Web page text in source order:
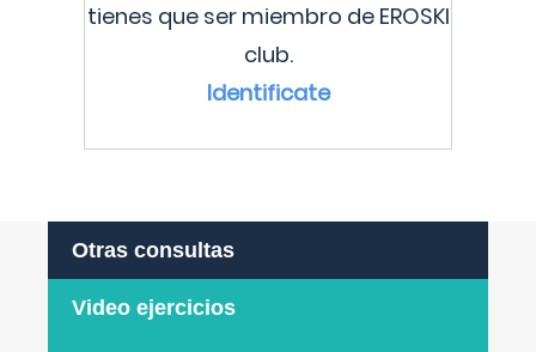
tienes que ser miembro de EROSKI
club.
Identificate
Otras consultas
Video ejercicios